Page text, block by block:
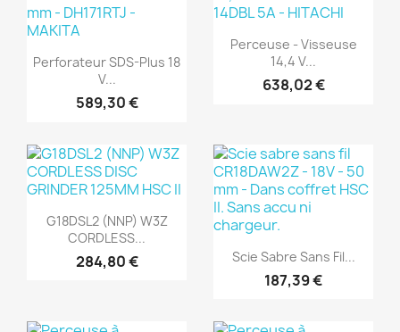
Aperçu rapide
Perforateur SDS-Plus 18
V...
589,30 €
Aperçu rapide
Perceuse - Visseuse
14,4 V...
638,02 €
(1)
Aperçu rapide
G18DSL2 (NNP) W3Z
CORDLESS...
284,80 €
(1)
Aperçu rapide
Scie Sabre Sans Fil...
187,39 €